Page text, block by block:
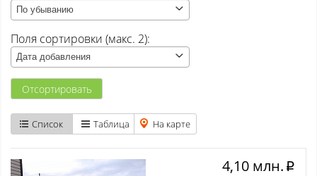
Апанас
Атаманово
Безруково
Берёзово с
По убыванию
Поля сортировки (макс. 2):
Дата добавления
Отсортировать
Список Таблица На карте
4,10 млн.p